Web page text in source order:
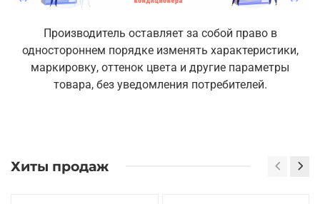
Производитель оставляет за собой право в
одностороннем порядке изменять характеристики,
маркировку, оттенок цвета и другие параметры
товара, без уведомления потребителей.
Хиты продаж